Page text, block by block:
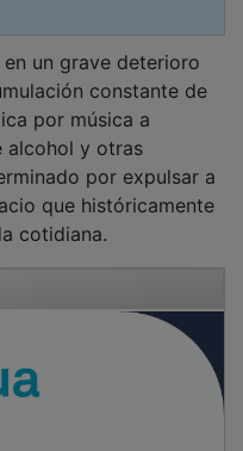
constante de
por música a
alcohol y otras
por expulsar a
que históricamente
cotidiana.